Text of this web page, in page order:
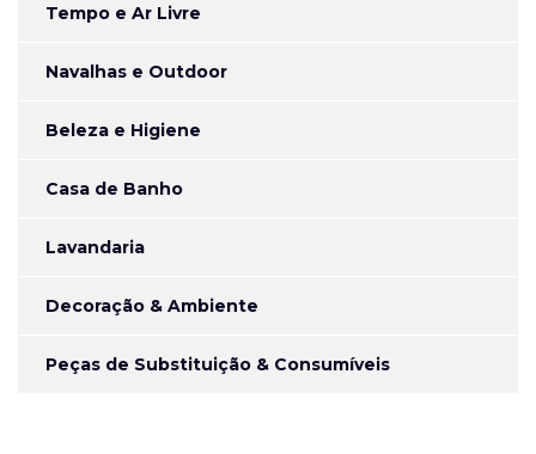
Tempo e Ar Livre
Navalhas e Outdoor
Beleza e Higiene
Casa de Banho
Lavandaria
Decoração & Ambiente
Peças de Substituição & Consumíveis